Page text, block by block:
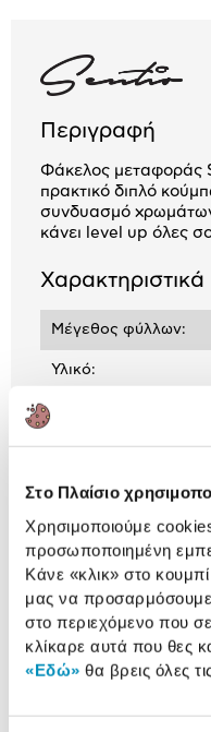
Στο Πλαίσιο
Χρησιμοποιούμε
προσωποποιημένη
Κάνε «κλικ» στο κουμπί
μας να προσαρμόσουμε
στο περιεχόμενο που
κλίκαρε αυτά που θες
«Εδώ» θα βρεις όλες
Περιγραφή
Φάκελος μεταφοράς
πρακτικό διπλό
συνδυασμό
κάνει level up όλες
Χαρακτηριστικά
Μέγεθος φύλλων:
Υλικό:
Αναλυτική
παρουσίαση
Αναλυτική παρουσίαση
Προδιαγραφές
προϊόντος
Χαρακτηριστικά
Αξιολογήσεις
Αξιολογήσεις